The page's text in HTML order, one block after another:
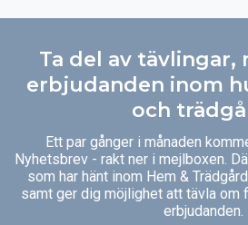
Ta del av tävlingar,
erbjudanden inom
och
Ett par gånger i månaden
Nyhetsbrev - rakt ner i mejlboxen.
som har hänt inom Hem &
samt ger dig möjlighet att tävla om
erbjudanden.